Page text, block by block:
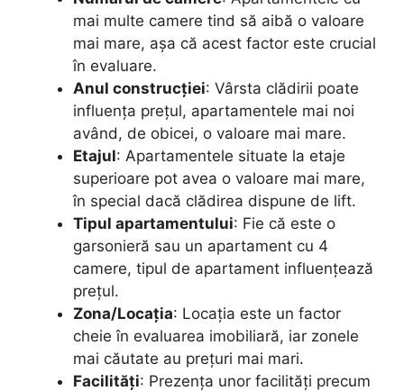
mai multe camere tind să aibă o valoare
mai mare, așa că acest factor este crucial
în evaluare.
Anul construcției: Vârsta clădirii poate
influența prețul, apartamentele mai noi
având, de obicei, o valoare mai mare.
Etajul: Apartamentele situate la etaje
superioare pot avea o valoare mai mare,
în special dacă clădirea dispune de lift.
Tipul apartamentului: Fie că este o
garsonieră sau un apartament cu 4
camere, tipul de apartament influențează
prețul.
Zona/Locația: Locația este un factor
cheie în evaluarea imobiliară, iar zonele
mai căutate au prețuri mai mari.
Facilități: Prezența unor facilități precum